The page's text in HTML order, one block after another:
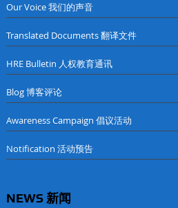
Our Voice 我们的声音
Translated Documents 翻译文件
HRE Bulletin 人权教育通讯
Blog 博客评论
Awareness Campaign 倡议活动
Notification 活动预告
NEWS 新闻